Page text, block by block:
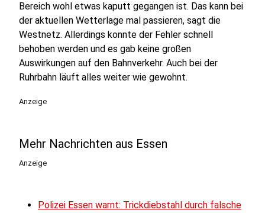
Bereich wohl etwas kaputt gegangen ist. Das kann bei
der aktuellen Wetterlage mal passieren, sagt die
Westnetz. Allerdings konnte der Fehler schnell
behoben werden und es gab keine großen
Auswirkungen auf den Bahnverkehr. Auch bei der
Ruhrbahn läuft alles weiter wie gewohnt.
Anzeige
Mehr Nachrichten aus Essen
Anzeige
Polizei Essen warnt: Trickdiebstahl durch falsche